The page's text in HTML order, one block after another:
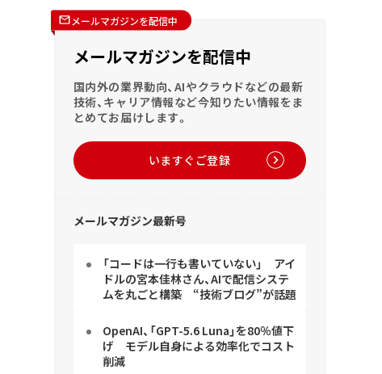
メールマガジンを配信中
メールマガジンを配信中
国内外の業界動向、AIやクラウドなどの最新
技術、キャリア情報など今知りたい情報をま
とめてお届けします。
いますぐご登録
メールマガジン最新号
「コードは一行も書いていない」 アイ
ドルの宮本佳林さん、AIで配信システ
ムを丸ごと構築 “技術ブログ”が話題
OpenAI、「GPT-5.6 Luna」を80％値下
げ モデル自身による効率化でコスト
削減